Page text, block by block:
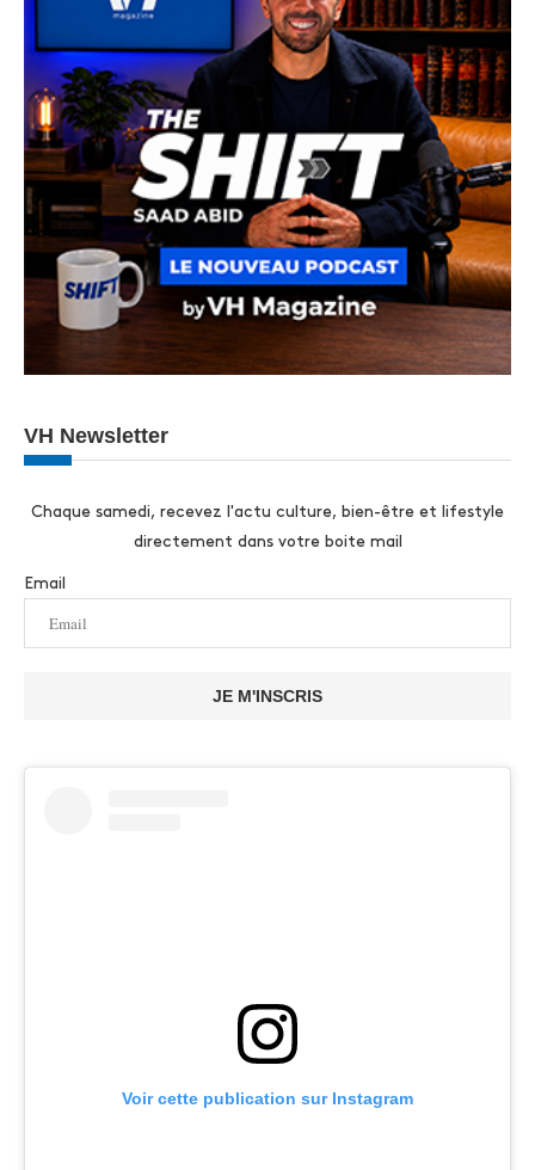
VH Newsletter
Chaque samedi, recevez l'actu culture, bien-être et lifestyle
directement dans votre boite mail
Email
JE M'INSCRIS
Voir cette publication sur Instagram